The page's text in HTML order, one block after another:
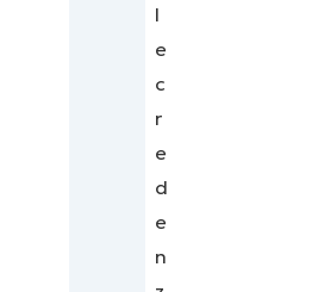
l
e
c
r
e
d
e
n